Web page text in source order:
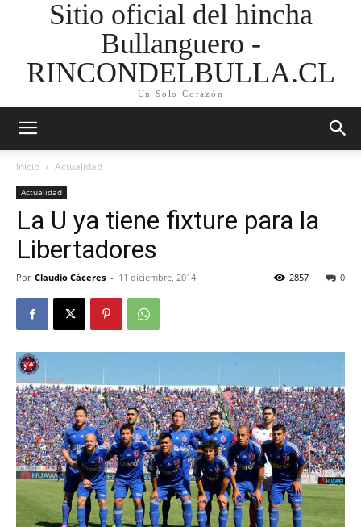
Sitio oficial del hincha
Bullanguero -
RINCONDELBULLA.CL
Un Solo Corazón
Inicio Actualidad
Actualidad
La U ya tiene fixture para la
Libertadores
Por Claudio Cáceres - 11 diciembre, 2014 0
2857